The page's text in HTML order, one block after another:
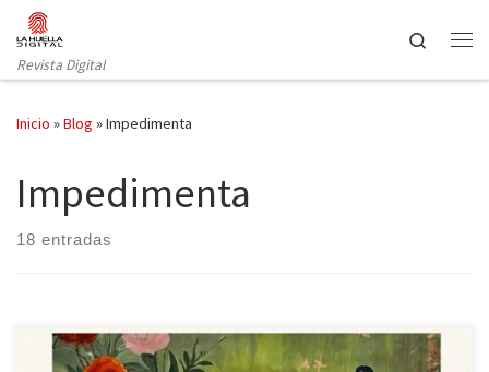
Saltar al contenido
Revista Digital
Search
Inicio »Blog »Impedimenta
Impedimenta
18 entradas